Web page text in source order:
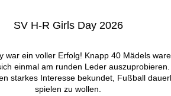
SV H-R Girls Day 2026
war ein voller Erfolg! Knapp 40 Mädels
einmal am runden Leder
starkes Interesse bekundet, Fußball
spielen zu wollen.